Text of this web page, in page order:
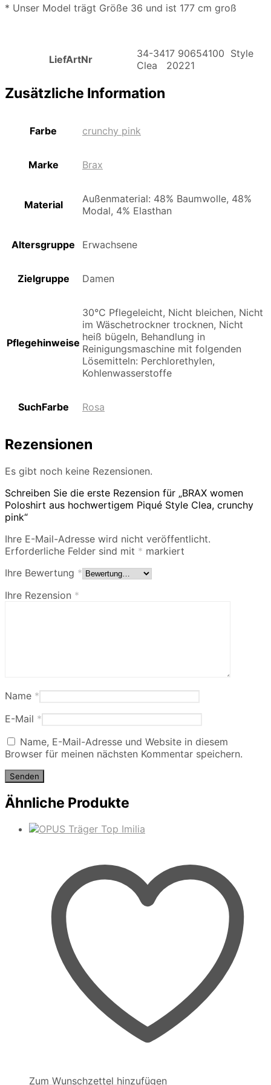
* Unser Model trägt Größe 36 und ist 177 cm groß
LiefArtNr
34-3417 90654100 Style
Clea 20221
Zusätzliche Information
Farbe crunchy pink
Marke Brax
Material
Außenmaterial: 48% Baumwolle, 48%
Modal, 4% Elasthan
Altersgruppe Erwachsene
Zielgruppe Damen
Pflegehinweise
30°C Pflegeleicht, Nicht bleichen, Nicht
im Wäschetrockner trocknen, Nicht
heiß bügeln, Behandlung in
Reinigungsmaschine mit folgenden
Lösemitteln: Perchlorethylen,
Kohlenwasserstoffe
SuchFarbe Rosa
Rezensionen
Es gibt noch keine Rezensionen.
Schreiben Sie die erste Rezension für „BRAX women
Poloshirt aus hochwertigem Piqué Style Clea, crunchy
pink“
Ihre E-Mail-Adresse wird nicht veröffentlicht.
Erforderliche Felder sind mit * markiert
Ihre Bewertung *
Ihre Rezension *
Name *
E-Mail *
Name, E-Mail-Adresse und Website in diesem
Browser für meinen nächsten Kommentar speichern.
Ähnliche Produkte
Zum Wunschzettel hinzufügen